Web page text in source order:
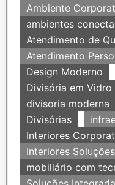
Ambiente
ambientes
Atendimento de
Atendimento
Design Moderno
Divisória em Vidro
divisoria moderna
Divisórias
Interiores
Interiores
mobiliário com